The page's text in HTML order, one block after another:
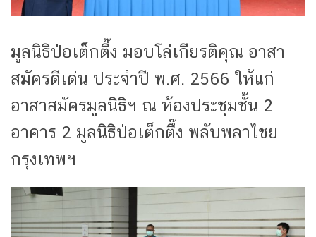
มูลนิธิป่อเต็กตึ๊ง มอบโล่เกียรติคุณ อาสา
สมัครดีเด่น ประจำปี พ.ศ. 2566 ให้แก่
อาสาสมัครมูลนิธิฯ ณ ห้องประชุมชั้น 2
อาคาร 2 มูลนิธิป่อเต็กตึ๊ง พลับพลาไชย
กรุงเทพฯ